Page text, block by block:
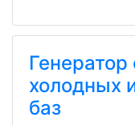
холодных
баз